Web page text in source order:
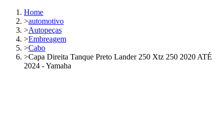
Home
>automotivo
>Autopeças
>Embreagem
>Cabo
>Capa Direita Tanque Preto Lander 250 Xtz 250 2020 ATÉ
2024 - Yamaha